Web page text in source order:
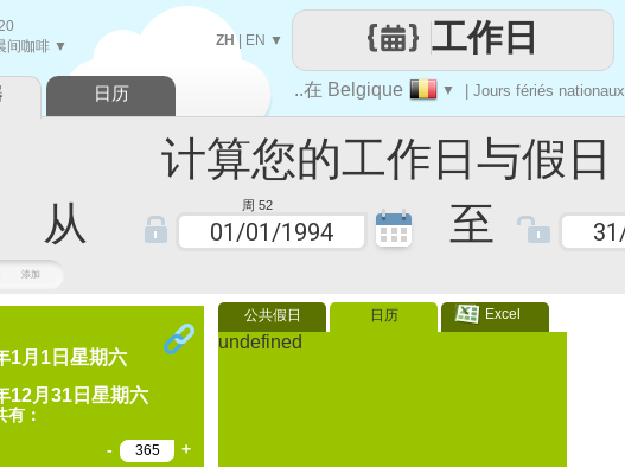
添加
计算您的工作日与假日
从
周 52 至
1月1日星期六
12月31日星期六
有：
- +
公共假日 日历 Excel
undefined
..在 Belgique ▼ | Jours fériés nationaux
工作日
ZH | EN ▼
间咖啡 ▼
日历